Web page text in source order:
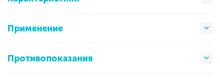
Применение
Противопоказания